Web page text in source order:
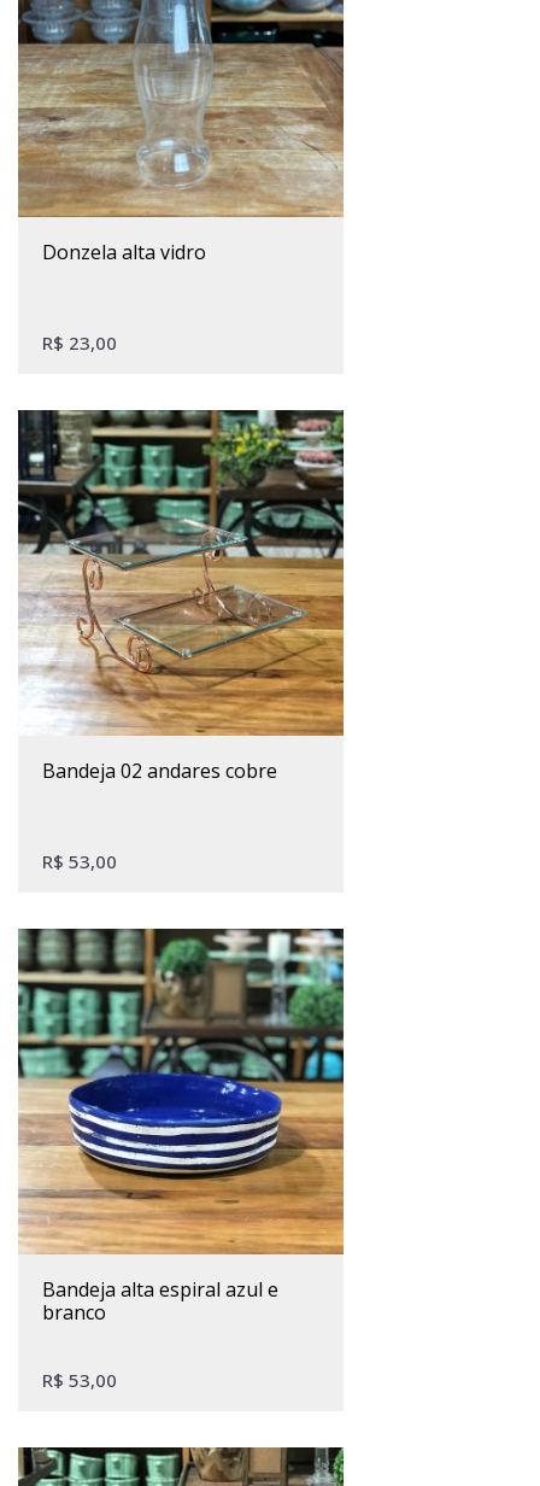
donzela alta vidro
R$ 23,00
bandeja 02 andares cobre
R$ 53,00
bandeja alta espiral azul e
branco
R$ 53,00